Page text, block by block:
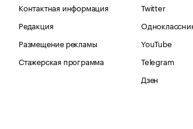
Контактная информация
Редакция
Размещение рекламы
Стажерская программа
Twitter
YouTube
Telegram
Дзен